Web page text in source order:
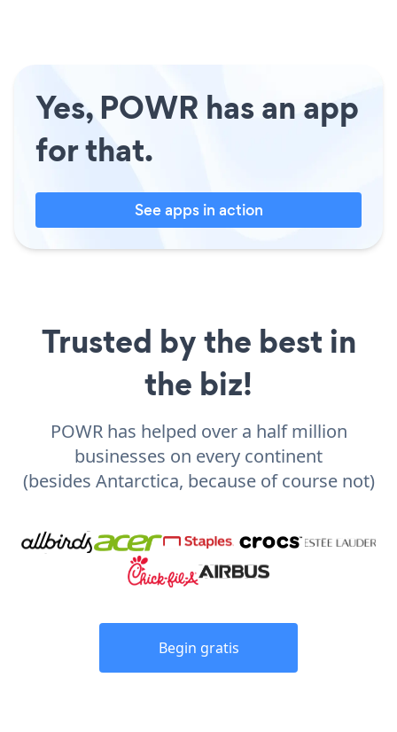
Yes, POWR has an app
for that.
See apps in action
Trusted by the best in
the biz!
POWR has helped over a half million
businesses on every continent
(besides Antarctica, because of course not)
Begin gratis